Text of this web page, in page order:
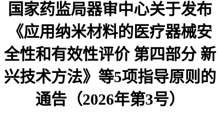
国家药监局器审中心关于发布
《应用纳米材料的医疗器械安
全性和有效性评价 第四部分 新
兴技术方法》等5项指导原则的
通告（2026年第3号）